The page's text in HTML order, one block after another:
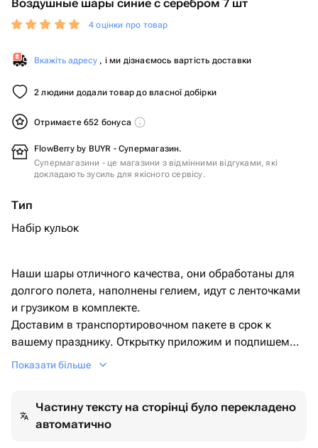
Воздушные шары синие с серебром 7 шт
4 оцінки про товар
Вкажіть адресу , і ми дізнаємось вартість доставки
2 людини додали товар до власної добірки
Отримаєте 652 бонуса
FlowBerry by BUYR - Супермагазин.
Супермагазини - це магазини з відмінними відгуками, які
докладають зусиль для якісного сервісу.
Тип
Набір кульок
Наши шары отличного качества, они обработаны для
долгого полета, наполнены гелием, идут с ленточками
и грузиком в комплекте.
Доставим в транспортировочном пакете в срок к
вашему празднику. Открытку приложим и подпишем
бесплатно с
Фольгированная звезда с гелием 45 см синего цвета -
1 шт.
Показати більше
Частину тексту на сторінці було перекладено
автоматично